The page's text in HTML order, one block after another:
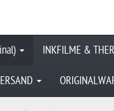
INKFILME &